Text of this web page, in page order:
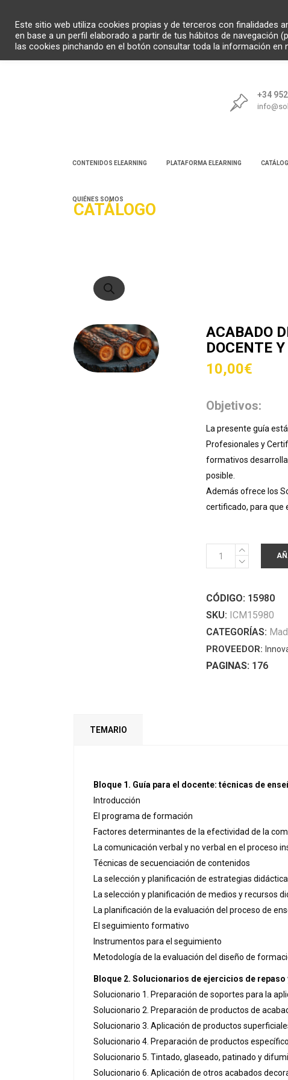
+34
CONTENIDOS ELEARNING PLATAFORMA ELEARNING
QUIÉNES SOMOS
CATÁLOGO
productos
ACABADO
DOCENTE
10,00€
Objetivos:
La presente guía
Profesionales y
formativos
posible.
Además ofrece los
certificado, para que
Acabado
de
y
mueble.
MAMR0208
-
Guía
CÓDIGO: 15980
SKU: ICM15980
CATEGORÍAS:
PROVEEDOR:
PAGINAS: 176
TEMARIO
Bloque 1. Guía para el docente: técnicas de
Introducción
El programa de formación
Factores determinantes de la efectividad de la
La comunicación verbal y no verbal en el proceso
Técnicas de secuenciación de contenidos
La selección y planificación de estrategias
La selección y planificación de medios y recursos
La planificación de la evaluación del proceso de
El seguimiento formativo
Instrumentos para el seguimiento
Metodología de la evaluación del diseño de
Bloque 2. Solucionarios de ejercicios de repaso
Solucionario 1. Preparación de soportes para la
Solucionario 2. Preparación de productos de
Solucionario 3. Aplicación de productos
Solucionario 4. Preparación de productos
Solucionario 5. Tintado, glaseado, patinado y
Solucionario 6. Aplicación de otros acabados
Este sitio web utiliza cookies propias y de terceros con finalidades
en base a un perfil elaborado a partir de tus hábitos de navegación
las cookies pinchando en el botón consultar toda la información en